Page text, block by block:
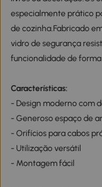
especialmente prático
de cozinha.Fabricado
vidro de segurança
funcionalidade de
Características:
- Design moderno com
- Generoso espaço de
- Orifícios para cabos
- Utilização versátil
- Montagem fácil